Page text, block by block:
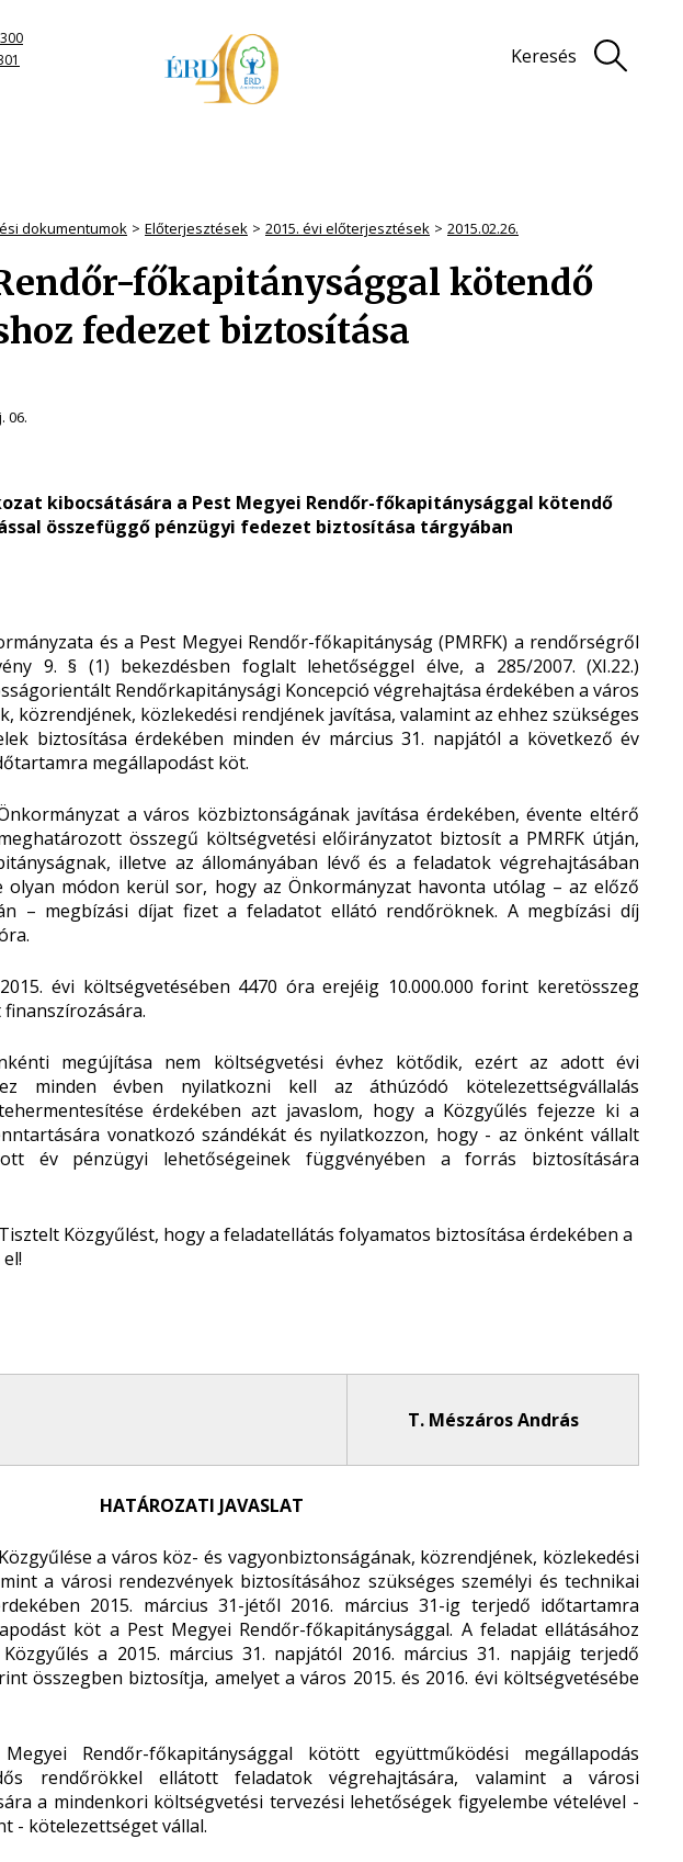
Keresés
dokumentumok Előterjesztések 2015. évi előterjesztések 2015.02.26.
főkapitánysággal kötendő
fedezet biztosítása
06.
kibocsátására a Pest Megyei Rendőr-főkapitánysággal kötendő
összefüggő pénzügyi fedezet biztosítása tárgyában
és a Pest Megyei Rendőr-főkapitányság (PMRFK) a rendőrségről
9. § (1) bekezdésben foglalt lehetőséggel élve, a 285/2007. (XI.22.)
Rendőrkapitánysági Koncepció végrehajtása érdekében a város
közrendjének, közlekedési rendjének javítása, valamint az ehhez szükséges
biztosítása érdekében minden év március 31. napjától a következő év
megállapodást köt.
a város közbiztonságának javítása érdekében, évente eltérő
összegű költségvetési előirányzatot biztosít a PMRFK útján,
illetve az állományában lévő és a feladatok végrehajtásában
olyan módon kerül sor, hogy az Önkormányzat havonta utólag – az előző
– megbízási díjat fizet a feladatot ellátó rendőröknek. A megbízási díj
évi költségvetésében 4470 óra erejéig 10.000.000 forint keretösszeg
megújítása nem költségvetési évhez kötődik, ezért az adott évi
minden évben nyilatkozni kell az áthúzódó kötelezettségvállalás
érdekében azt javaslom, hogy a Közgyűlés fejezze ki a
vonatkozó szándékát és nyilatkozzon, hogy - az önként vállalt
év pénzügyi lehetőségeinek függvényében a forrás biztosítására
Közgyűlést, hogy a feladatellátás folyamatos biztosítása érdekében a
T. Mészáros András
HATÁROZATI JAVASLAT
a város köz- és vagyonbiztonságának, közrendjének, közlekedési
a városi rendezvények biztosításához szükséges személyi és technikai
2015. március 31-jétől 2016. március 31-ig terjedő időtartamra
köt a Pest Megyei Rendőr-főkapitánysággal. A feladat ellátásához
a 2015. március 31. napjától 2016. március 31. napjáig terjedő
összegben biztosítja, amelyet a város 2015. és 2016. évi költségvetésébe
Rendőr-főkapitánysággal kötött együttműködési megállapodás
rendőrökkel ellátott feladatok végrehajtására, valamint a városi
a mindenkori költségvetési tervezési lehetőségek figyelembe vételével -
- kötelezettséget vállal.